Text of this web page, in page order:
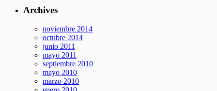
Archives
noviembre 2014
octubre 2014
junio 2011
mayo 2011
septiembre 2010
mayo 2010
marzo 2010